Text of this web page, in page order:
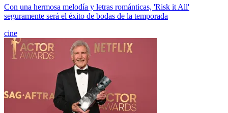
Con una hermosa melodía y letras románticas, 'Risk it All'
seguramente será el éxito de bodas de la temporada
cine